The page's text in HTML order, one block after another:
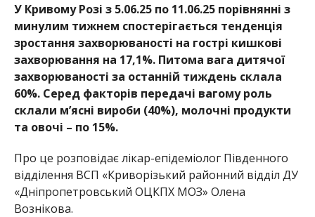
У Кривому Розі з 5.06.25 по 11.06.25 порівнянні з
минулим тижнем спостерігається тенденція
зростання захворюваності на гострі кишкові
захворювання на 17,1%. Питома вага дитячої
захворюваності за останній тиждень склала
60%. Серед факторів передачі вагому роль
склали м’ясні вироби (40%), молочні продукти
та овочі – по 15%.
Про це розповідає лікар-епідеміолог Південного
відділення ВСП «Криворізький районний відділ ДУ
«Дніпропетровський ОЦКПХ МОЗ» Олена
Вознікова.